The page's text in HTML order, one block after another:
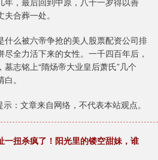
合葬一处。
什么被六帝争抢的美人股票配资公司排
全力活下来的女性。一千四百年后，
志铭上“隋炀帝大业皇后萧氏”几个
。
：文章来自网络，不代表本站观点。
一扭杀疯了！阳光里的镂空甜妹，谁